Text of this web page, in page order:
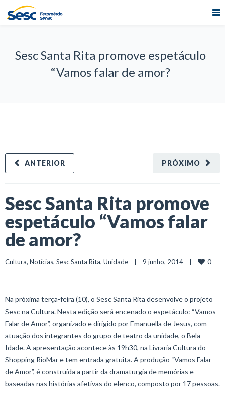
Sesc Santa Rita promove espetáculo
“Vamos falar de amor?
PRÓXIMO
ANTERIOR
Sesc Santa Rita promove
espetáculo “Vamos falar
de amor?
Cultura, Notícias, Sesc Santa Rita, Unidade
    |    9 junho, 2014    |
0
Na próxima terça-feira (10), o Sesc Santa Rita desenvolve o projeto
Sesc na Cultura. Nesta edição será encenado o espetáculo: “Vamos
Falar de Amor”, organizado e dirigido por Emanuella de Jesus, com
atuação dos integrantes do grupo de teatro da unidade, o Bela
Idade. A apresentação acontece às 19h30, na Livraria Cultura do
Shopping RioMar e tem entrada gratuita. A produção “Vamos Falar
de Amor”, é construída a partir da dramaturgia de memórias e
baseadas nas histórias afetivas do elenco, composto por 17 pessoas.